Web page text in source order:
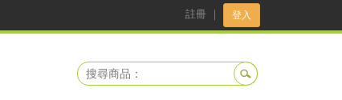
註冊 登入